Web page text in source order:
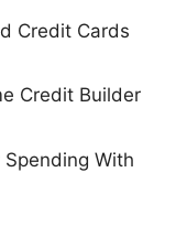
Credit Cards
Credit Builder
With